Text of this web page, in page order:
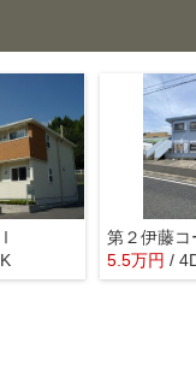
第２伊藤コ
5.5万円 /